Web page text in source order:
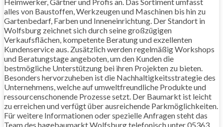
Heimwerker, Gärtner und Profis an. Das Sortiment umfasst
alles von Baustoffen, Werkzeugen und Maschinen bis hin zu
Gartenbedarf, Farben und Inneneinrichtung. Der Standort in
Wolfsburg zeichnet sich durch seine großzügigen
Verkaufsflächen, kompetente Beratung und exzellenten
Kundenservice aus. Zusätzlich werden regelmäßig Workshops
und Beratungstage angeboten, um den Kunden die
bestmögliche Unterstützung bei ihren Projekten zu bieten.
Besonders hervorzuheben ist die Nachhaltigkeitsstrategie des
Unternehmens, welche auf umweltfreundliche Produkte und
ressourcenschonende Prozesse setzt. Der Baumarkt ist leicht
zu erreichen und verfügt über ausreichende Parkmöglichkeiten.
Für weitere Informationen oder spezielle Anfragen steht das
Team des hagebaumarkt Wolfsburg telefonisch unter 05363